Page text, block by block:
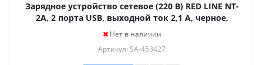
Зарядное устройство сетевое (220 В) RED LINE NT-
2A, 2 порта USB, выходной ток 2,1 А, черное,
УТ000009404
Нет в наличии
Артикул: SA-453427